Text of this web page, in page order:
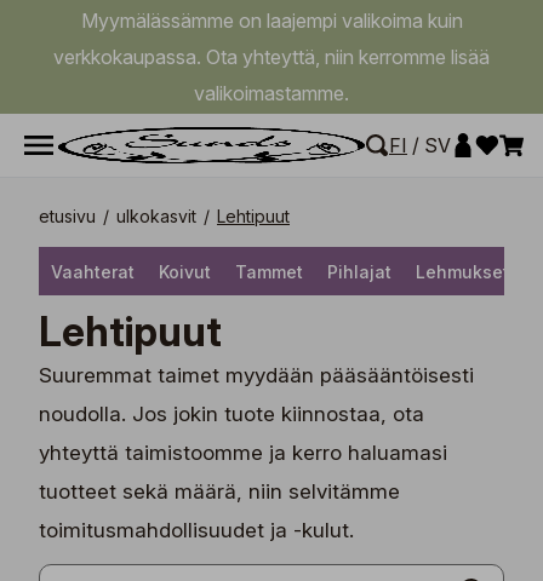
Myymälässämme on laajempi valikoima kuin
verkkokaupassa. Ota yhteyttä, niin kerromme lisää
valikoimastamme.
FI / SV
etusivu / ulkokasvit / Lehtipuut
Vaahterat Koivut Tammet Pihlajat Lehmukset
Lehtipuut
Suuremmat taimet myydään pääsääntöisesti
noudolla. Jos jokin tuote kiinnostaa, ota
yhteyttä taimistoomme ja kerro haluamasi
tuotteet sekä määrä, niin selvitämme
toimitusmahdollisuudet ja -kulut.